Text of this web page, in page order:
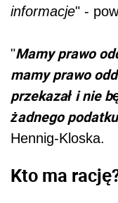
informacje" -
"Mamy prawo
mamy prawo
przekazał i nie
żadnego podatku
Hennig-Kloska.
Kto ma